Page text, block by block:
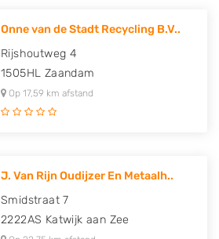
Onne van de Stadt Recycling B.V..
Rijshoutweg 4
1505HL Zaandam
Op 17,59 km afstand
J. Van Rijn Oudijzer En Metaalh..
Smidstraat 7
2222AS Katwijk aan Zee